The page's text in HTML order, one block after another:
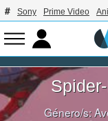
Sony Prime Video
Género/s: